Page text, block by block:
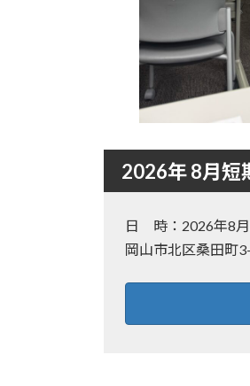
2026年 8月短
日 時：2026年8
岡山市北区桑田町